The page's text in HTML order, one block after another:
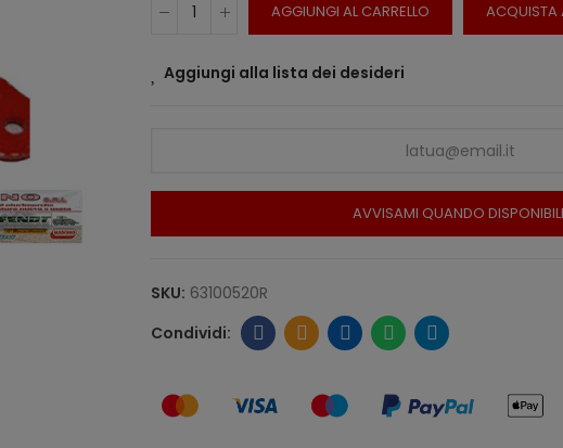
AGGIUNGI AL CARRELLO ACQUISTA
Aggiungi alla lista dei desideri
AVVISAMI QUANDO
SKU: 63100520R